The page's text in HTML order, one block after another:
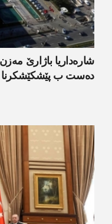
شارەداریا باژارێ
دەست ب پێشکێشکرنا